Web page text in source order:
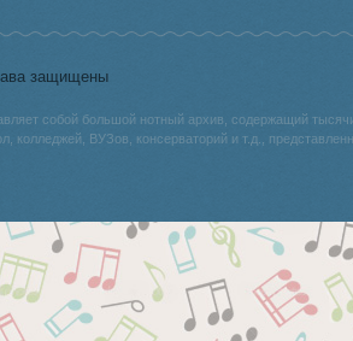
защищены
собой большой нотный архив, содержащий
колледжей, ВУЗов, консерваторий и т.д.,